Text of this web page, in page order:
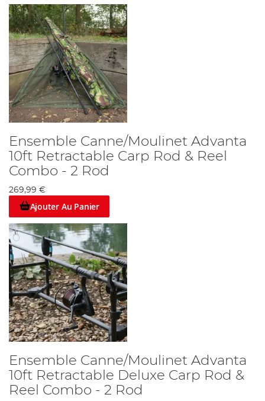
Ensemble Canne/Moulinet Advanta
10ft Retractable Carp Rod & Reel
Combo - 2 Rod
269,99 €
Ajouter Au Panier
Ensemble Canne/Moulinet Advanta
10ft Retractable Deluxe Carp Rod &
Reel Combo - 2 Rod